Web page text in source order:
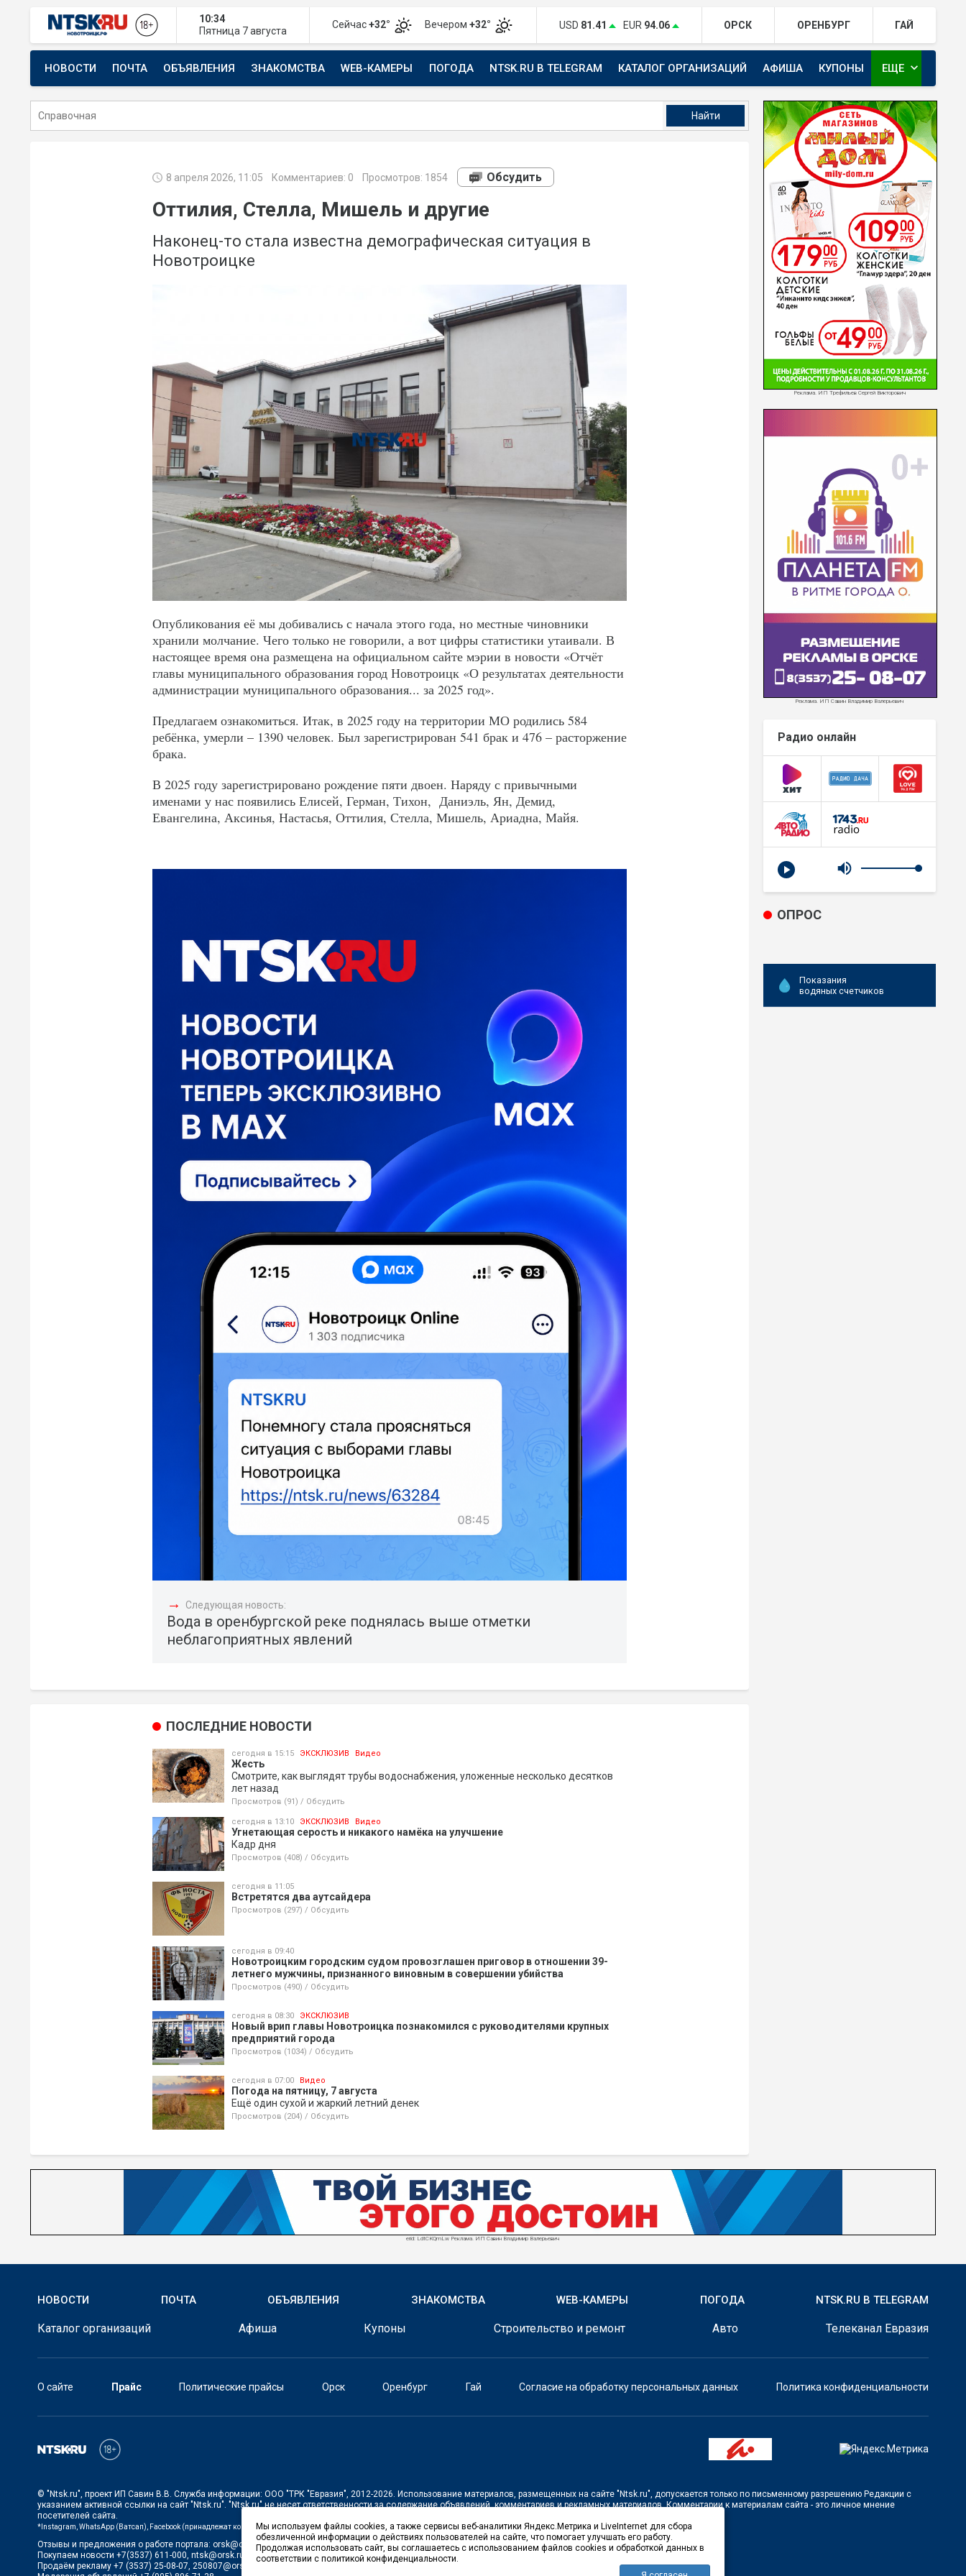
10:34
Пятница 7 августа
Сейчас+32° Вечером +32° USD 81.41 EUR 94.06 ОРСК ОРЕНБУРГ ГАЙ
НОВОСТИ ПОЧТА ОБЪЯВЛЕНИЯ ЗНАКОМСТВА WEB-КАМЕРЫ ПОГОДА NTSK.RU В TELEGRAM КАТАЛОГ ОРГАНИЗАЦИЙ АФИША КУПОНЫ
СТРОИТЕЛЬСТВО И РЕМОНТ АВТО ТЕЛЕКАНАЛ ЕВРАЗИЯ
ЕЩЕ expand_more
8 апреля 2026, 11:05 Комментариев: 0 Просмотров: 1854 Обсудить
Оттилия, Стелла, Мишель и другие
Наконец-то стала известна демографическая ситуация в
Новотроицке
Опубликования её мы добивались с начала этого года, но местные чиновники
хранили молчание. Чего только не говорили, а вот цифры статистики утаивали. В
настоящее время она размещена на официальном сайте мэрии в новости «Отчёт
главы муниципального образования город Новотроицк «О результатах деятельности
администрации муниципального образования... за 2025 год».
Предлагаем ознакомиться. Итак, в 2025 году на территории МО родились 584
ребёнка, умерли – 1390 человек. Был зарегистрирован 541 брак и 476 – расторжение
брака.
В 2025 году зарегистрировано рождение пяти двоен. Наряду с привычными
именами у нас появились Елисей, Герман, Тихон, Даниэль, Ян, Демид,
Евангелина, Аксинья, Настасья, Оттилия, Стелла, Мишель, Ариадна, Майя.
→ Следующая новость:
Вода в оренбургской реке поднялась выше отметки
неблагоприятных явлений
ПОСЛЕДНИЕ НОВОСТИ
сегодня в 15:15 ЭКСКЛЮЗИВ Видео
Жесть
Смотрите, как выглядят трубы водоснабжения, уложенные несколько десятков
лет назад
Просмотров (91) / Обсудить
сегодня в 13:10 ЭКСКЛЮЗИВ Видео
Угнетающая серость и никакого намёка на улучшение
Кадр дня
Просмотров (408) / Обсудить
сегодня в 11:05
Встретятся два аутсайдера
Просмотров (297) / Обсудить
сегодня в 09:40
Новотроицким городским судом провозглашен приговор в отношении 39-
летнего мужчины, признанного виновным в совершении убийства
Просмотров (490) / Обсудить
сегодня в 08:30 ЭКСКЛЮЗИВ
Новый врип главы Новотроицка познакомился с руководителями крупных
предприятий города
Просмотров (1034) / Обсудить
сегодня в 07:00 Видео
Погода на пятницу, 7 августа
Ещё один сухой и жаркий летний денек
Просмотров (204) / Обсудить
Реклама. ИП Трефильев Сергей Викторович
Реклама. ИП Савин Владимир Валерьевич
Радио онлайн
ОПРОС
Показания
водяных счетчиков
erid: LdtCKQmLw Реклама. ИП Савин Владимир Валерьевич
НОВОСТИ ПОЧТА ОБЪЯВЛЕНИЯ ЗНАКОМСТВА WEB-КАМЕРЫ ПОГОДА NTSK.RU В TELEGRAM
Каталог организаций Афиша Купоны Строительство и ремонт Авто Телеканал Евразия
О сайте Прайс Политические прайсы Орск Оренбург Гай Согласие на обработку персональных данных Политика конфиденциальности
© "Ntsk.ru", проект ИП Савин В.В. Служба информации: ООО "ТРК "Евразия", 2012-2026. Использование материалов, размещенных на сайте "Ntsk.ru", допускается только по письменному разрешению Редакции с
указанием активной ссылки на сайт "Ntsk.ru". "Ntsk.ru"не несет ответственности за содержание объявлений, комментариев и рекламных материалов. Комментарии к материалам сайта - это личное мнение
посетителей сайта.
*Instagram, WhatsApp (Ватсап), Facebook (принадлежат корпорации Meta, запрещенной на территории Российской Федерации)
Отзывы и предложения о работе портала: orsk@orsk.ru
Покупаем новости +7(3537) 611-000, ntsk@orsk.ru
Продаём рекламу +7 (3537) 25-08-07, 250807@orsk.ru
Мы используем файлы cookies, а также сервисы веб-аналитики Яндекс.Метрика и LiveInternet для сбора
обезличенной информации о действиях пользователей на сайте, что помогает улучшать его работу.
Продолжая использовать сайт, вы соглашаетесь с использованием файлов cookies и обработкой данных в
соответствии с политикой конфиденциальности.